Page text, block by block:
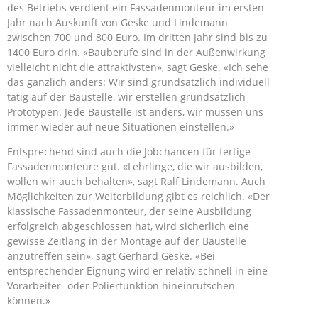
des Betriebs verdient ein Fassadenmonteur im ersten
Jahr nach Auskunft von Geske und Lindemann
zwischen 700 und 800 Euro. Im dritten Jahr sind bis zu
1400 Euro drin. «Bauberufe sind in der Außenwirkung
vielleicht nicht die attraktivsten», sagt Geske. «Ich sehe
das gänzlich anders: Wir sind grundsätzlich individuell
tätig auf der Baustelle, wir erstellen grundsätzlich
Prototypen. Jede Baustelle ist anders, wir müssen uns
immer wieder auf neue Situationen einstellen.»
Entsprechend sind auch die Jobchancen für fertige
Fassadenmonteure gut. «Lehrlinge, die wir ausbilden,
wollen wir auch behalten», sagt Ralf Lindemann. Auch
Möglichkeiten zur Weiterbildung gibt es reichlich. «Der
klassische Fassadenmonteur, der seine Ausbildung
erfolgreich abgeschlossen hat, wird sicherlich eine
gewisse Zeitlang in der Montage auf der Baustelle
anzutreffen sein», sagt Gerhard Geske. «Bei
entsprechender Eignung wird er relativ schnell in eine
Vorarbeiter- oder Polierfunktion hineinrutschen
können.»